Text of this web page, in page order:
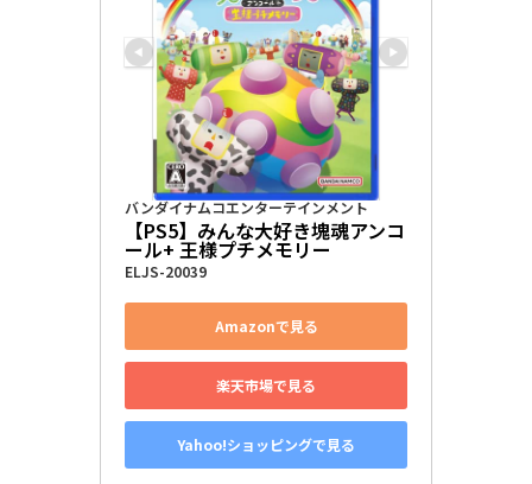
バンダイナムコエンターテインメント
【PS5】みんな大好き塊魂アンコ
ール+ 王様プチメモリー
ELJS-20039
Amazonで見る
楽天市場で見る
Yahoo!ショッピングで見る